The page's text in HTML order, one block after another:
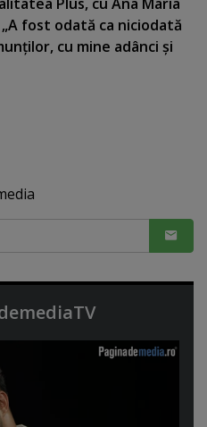
fost odată ca niciodată
cu mine adânci şi